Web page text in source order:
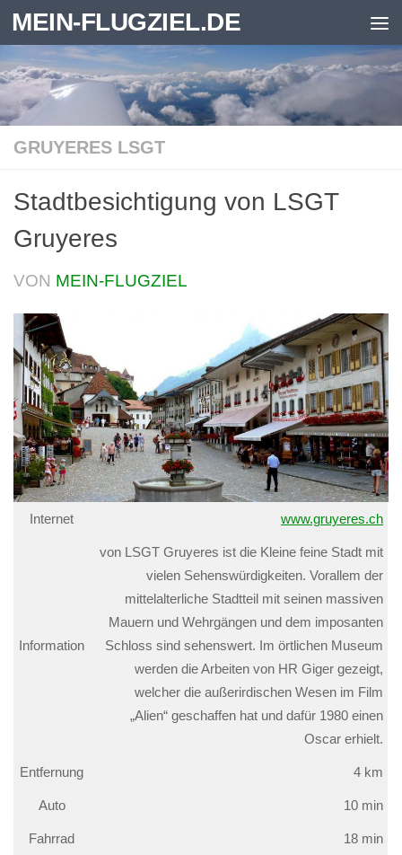
Zum Inhalt springen
MEIN-FLUGZIEL.DE
GRUYERES LSGT
Stadtbesichtigung von LSGT
Gruyeres
VON MEIN-FLUGZIEL
Internet www.gruyeres.ch
Information
von LSGT Gruyeres ist die Kleine feine Stadt mit
vielen Sehenswürdigkeiten. Vorallem der
mittelalterliche Stadtteil mit seinen massiven
Mauern und Wehrgängen und dem imposanten
Schloss sind sehenswert. Im örtlichen Museum
werden die Arbeiten von HR Giger gezeigt,
welcher die außerirdischen Wesen im Film
„Alien“ geschaffen hat und dafür 1980 einen
Oscar erhielt.
Entfernung 4 km
Auto 10 min
Fahrrad 18 min